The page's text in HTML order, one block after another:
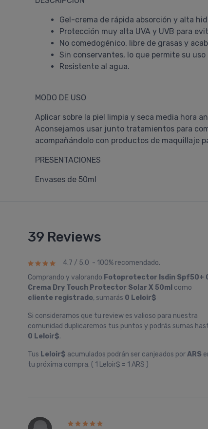
Gel-crema de rápida absorción y alta
Protección muy alta UVA y UVB para
No comedogénico, libre de grasas y
Sin conservantes, lo que permite su uso
Resistente al agua.
MODO DE USO
Aplicar sobre la piel limpia y seca media hora
Aconsejamos usar junto tratamientos para
acompañándolo con productos de maquillaje
PRESENTACIONES
Envases de 50ml
39 Reviews
4.7 / 5.0 - 100% recomendado.
Comprando y valorando Fotoprotector Isdin Spf50+
Crema Dry Touch Protector Solar X 50ml como
cliente registrado, sumarás 0 Leloir$
Si consideramos que tu review es valioso para nuestra
comunidad duplicaremos tus puntos y podrás sumas
0 Leloir$.
Tus Leloir$ acumulados podrán ser canjeados porARS
tu próxima compra. ( 1 Leloir$ = 1 ARS )